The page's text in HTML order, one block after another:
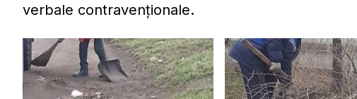
verbale contravenționale.